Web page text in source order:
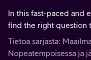
In this fast-paced and
find the right question
Tietoa sarjasta:
Nopeatempoisessa ja